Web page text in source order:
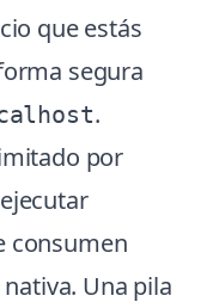
que estás
segura
.
por
consumen
Una pila